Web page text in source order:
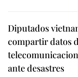
Diputados
compartir datos
ante desastres